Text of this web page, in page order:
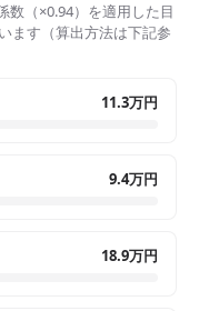
数（×0.94）を適用した目
ます（算出方法は下記参
11.3万円
9.4万円
18.9万円